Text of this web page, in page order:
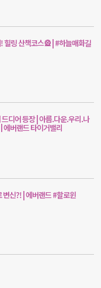
힐링 산책코스🎡 | #하늘매화길
디어 등장 | 아름.다운.우리.나
에버랜드 타이거밸리
변신?! | 에버랜드 #할로윈